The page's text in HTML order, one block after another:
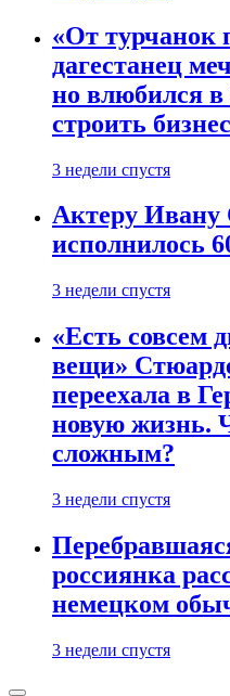
«От турчанок
дагестанец
но влюбился
строить
3 недели спустя
Актеру Ивану
исполнилось
3 недели спустя
«Есть совсем
вещи»
переехала в
новую жизнь.
сложным?
3 недели спустя
россиянка
немецком
3 недели спустя